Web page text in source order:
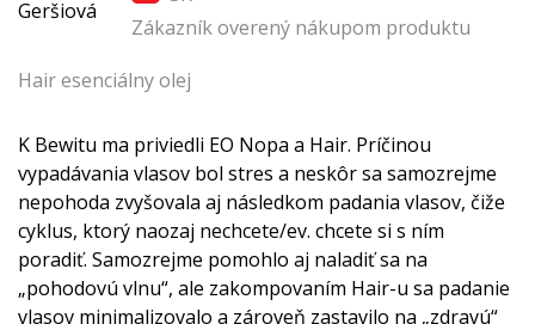
Zákazník overený nákupom produktu
Hair esenciálny olej
K Bewitu ma priviedli EO Nopa a Hair. Príčinou
vypadávania vlasov bol stres a neskôr sa samozrejme
nepohoda zvyšovala aj následkom padania vlasov, čiže
cyklus, ktorý naozaj nechcete/ev. chcete si s ním
poradiť. Samozrejme pomohlo aj naladiť sa na
„pohodovú vlnu“, ale zakompovaním Hair-u sa padanie
vlasov minimalizovalo a zároveň zastavilo na „zdravú“